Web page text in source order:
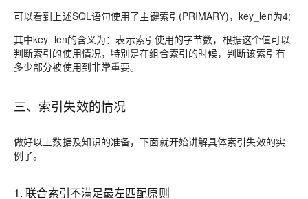
可以看到上述SQL语句使用了主键索引(PRIMARY)，key_len为4;
其中key_len的含义为：表示索引使用的字节数，根据这个值可以
判断索引的使用情况，特别是在组合索引的时候，判断该索引有
多少部分被使用到非常重要。
三、索引失效的情况
做好以上数据及知识的准备，下面就开始讲解具体索引失效的实
例了。
1. 联合索引不满足最左匹配原则